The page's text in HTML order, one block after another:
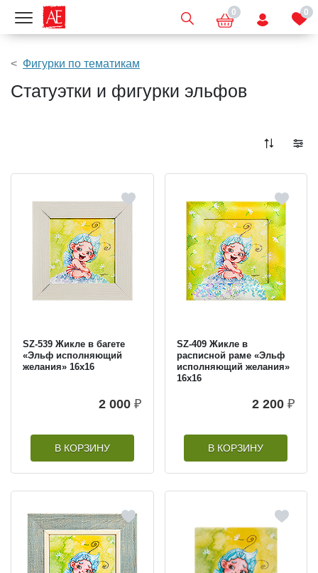
Показать меню 0 0
Фигурки по тематикам
Статуэтки и фигурки эльфов
SZ-539 Жикле в багете
«Эльф исполняющий
желания» 16х16
2 000 ₽
В КОРЗИНУ
SZ-409 Жикле в
расписной раме «Эльф
исполняющий желания»
16х16
2 200 ₽
В КОРЗИНУ